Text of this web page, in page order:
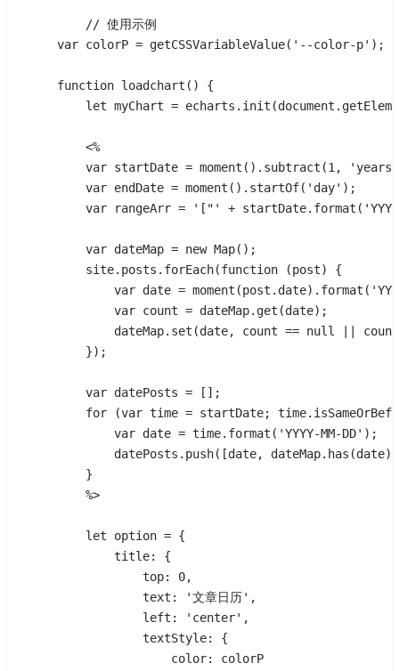
        // 使用示例
    var colorP = getCSSVariableValue('--color-p');
    function loadchart() {
let myChart =
        <%
var startDate = moment().subtract(1,
        var endDate = moment().startOf('day');
var rangeArr = '["' +
        var dateMap = new Map();
        site.posts.forEach(function (post) {
var date =
            var count = dateMap.get(date);
dateMap.set(date, count == null ||
        });
        var datePosts = [];
for (var time = startDate;
            var date = time.format('YYYY-MM-DD');
datePosts.push([date, dateMap.has(date)
        }
        %>
        let option = {
            title: {
                top: 0,
                text: '文章日历',
                left: 'center',
                textStyle: {
                    color: colorP